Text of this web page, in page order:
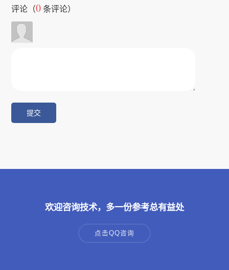
评论（0 条评论）
欢迎咨询技术，多一份参考总有益处
点击QQ咨询